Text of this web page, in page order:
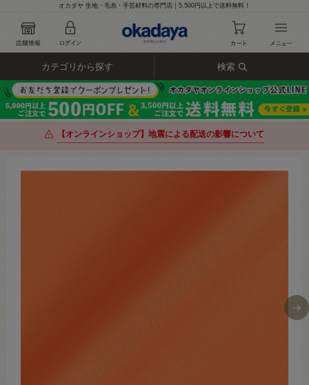
オカダヤ 生地・毛糸・手芸材料の専門店｜5,500円以上で送料無料！
カテゴリから探す 検索
【オンラインショップ】地震による配送の影響について